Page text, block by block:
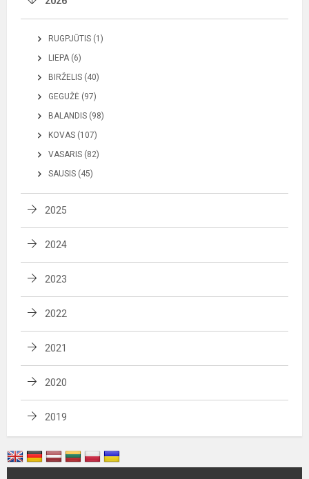
RUGPJŪTIS (1)
LIEPA (6)
BIRŽELIS (40)
GEGUŽĖ (97)
BALANDIS (98)
KOVAS (107)
VASARIS (82)
SAUSIS (45)
2025
2024
2023
2022
2021
2020
2019